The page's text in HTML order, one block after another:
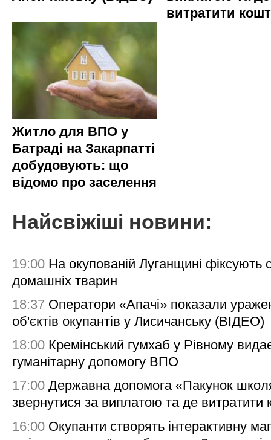
витратити
Житло для ВПО у
Батраді на Закарпатті
добудовують: що
відомо про заселення
Найсвіжіші новини:
19:00 На окупованій Луганщині фіксують
домашніх тварин
18:37 Оператори «Апачі» показали
об'єктів окупантів у Лисичанську (ВІДЕО)
18:00 Кремінський гумхаб у Рівному
гуманітарну допомогу ВПО
17:00 Державна допомога «Пакунок
звернутися за виплатою та де витратити
16:00 Окупанти створять інтерактивну